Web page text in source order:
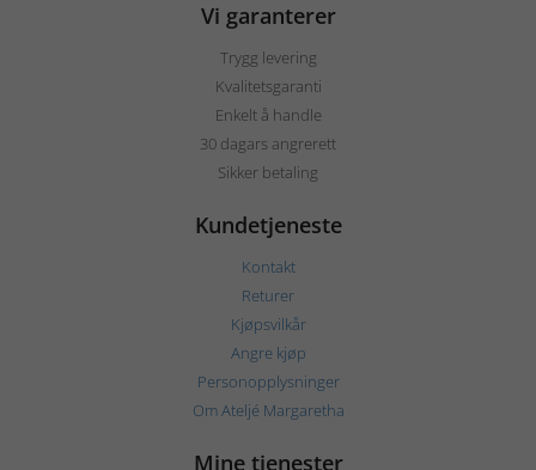
Vi garanterer
Trygg levering
Kvalitetsgaranti
Enkelt å handle
30 dagars angrerett
Sikker betaling
Kundetjeneste
Kontakt
Returer
Kjøpsvilkår
Angre kjøp
Personopplysninger
Om Ateljé Margaretha
Mine tjenester